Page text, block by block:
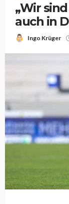
„Wir
auch in
Ingo Krüger